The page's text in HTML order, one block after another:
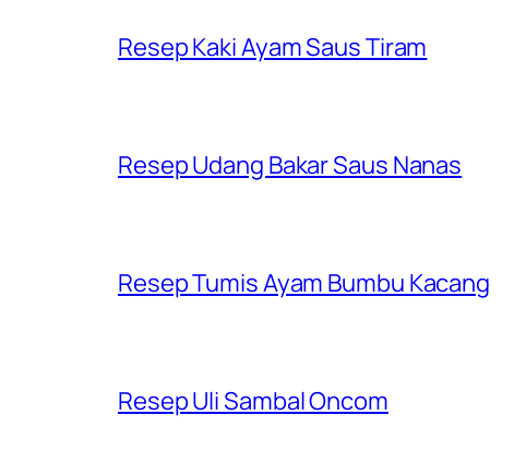
Resep Kaki Ayam Saus Tiram
Resep Udang Bakar Saus Nanas
Resep Tumis Ayam Bumbu Kacang
Resep Uli Sambal Oncom